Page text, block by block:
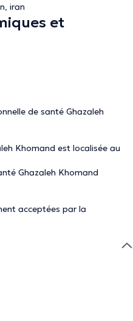
iran
et
de santé Ghazaleh
Khomand est localisée au
Ghazaleh Khomand
acceptées par la